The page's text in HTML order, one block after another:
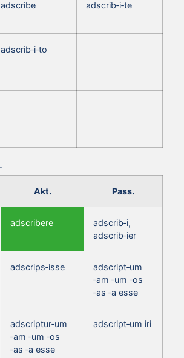
adscribe adscrib‑i‑te
adscrib‑i‑to
Akt. Pass.
adscribere
adscrib‑i,
adscrib‑ier
adscrips‑isse
adscript‑um
‑am ‑um ‑os
‑as ‑a esse
adscriptur‑um
‑am ‑um ‑os
‑as ‑a esse
adscript‑um iri